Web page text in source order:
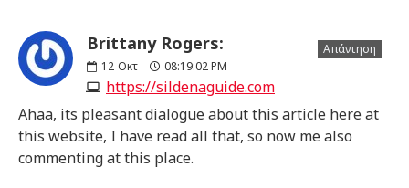
Brittany Rogers:
12 Οκτ 08:19:02 PM
https://sildenaguide.com
Απάντηση
Ahaa, its pleasant dialogue about this article here at
this website, I have read all that, so now me also
commenting at this place.